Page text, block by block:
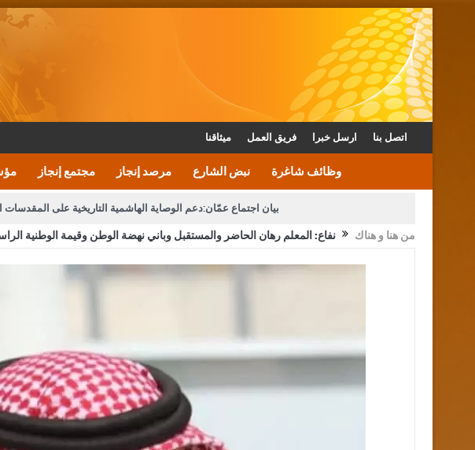
ميثاقنا فريق العمل ارسل خبرا اتصل بنا
مجتمع إنجاز مرصد إنجاز نبض الشارع وظائف شاغرة
بيان اجتماع عمّان:دعم الوصاية الهاشمية التاريخية على المقدسات
النواب يقر مشروع
دعوة المكلفين بخدمة العلم (الدفعة الثالثة) إلى مراجعة منصة خدمة العلم
من هنا و هناك نفاع: المعلم رهان الحاضر والمستقبل وباني نهضة الوطن وقيمة الوطنية